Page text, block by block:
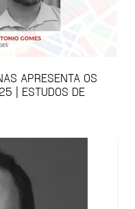
APRESENTA OS
| ESTUDOS DE